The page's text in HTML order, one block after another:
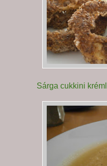
Sárga cukkini